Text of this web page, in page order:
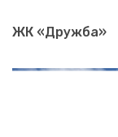
ЖК «Дружба»